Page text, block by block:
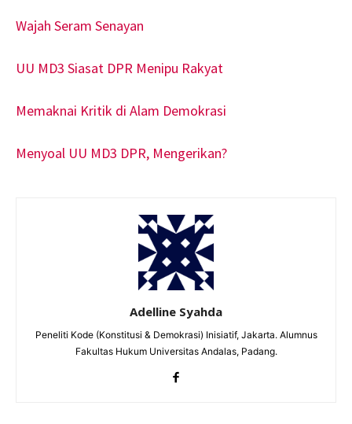
Wajah Seram Senayan
UU MD3 Siasat DPR Menipu Rakyat
Memaknai Kritik di Alam Demokrasi
Menyoal UU MD3 DPR, Mengerikan?
Adelline Syahda
Peneliti Kode (Konstitusi & Demokrasi) Inisiatif, Jakarta. Alumnus
Fakultas Hukum Universitas Andalas, Padang.